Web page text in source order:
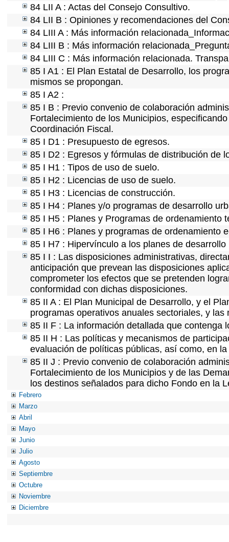
84 LII A : Actas del Consejo Consultivo.
84 LII B : Opiniones y recomendaciones del
84 LIII A : Más información
84 LIII B : Más información
84 LIII C : Más información relacionada.
85 I A1 : El Plan Estatal de Desarrollo, los
mismos se propongan.
85 I A2 :
85 I B : Previo convenio de colaboración
Fortalecimiento de los Municipios,
Coordinación Fiscal.
85 I D1 : Presupuesto de egresos.
85 I D2 : Egresos y fórmulas de distribución de
85 I H1 : Tipos de uso de suelo.
85 I H2 : Licencias de uso de suelo.
85 I H3 : Licencias de construcción.
85 I H4 : Planes y/o programas de desarrollo
85 I H5 : Planes y Programas de ordenamiento
85 I H6 : Planes y programas de ordenamiento
85 I H7 : Hipervínculo a los planes de desarrollo
85 I I : Las disposiciones administrativas,
anticipación que prevean las disposiciones
comprometer los efectos que se pretenden
conformidad con dichas disposiciones.
85 II A : El Plan Municipal de Desarrollo, y el
programas operativos anuales sectoriales, y
85 II F : La información detallada que contenga
85 II H : Las políticas y mecanismos de
evaluación de políticas públicas, así como, en
85 II J : Previo convenio de colaboración
Fortalecimiento de los Municipios y de las
los destinos señalados para dicho Fondo en la
Febrero
Marzo
Abril
Mayo
Junio
Julio
Agosto
Septiembre
Octubre
Noviembre
Diciembre